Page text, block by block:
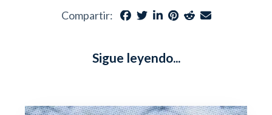
Compartir:
Sigue leyendo...